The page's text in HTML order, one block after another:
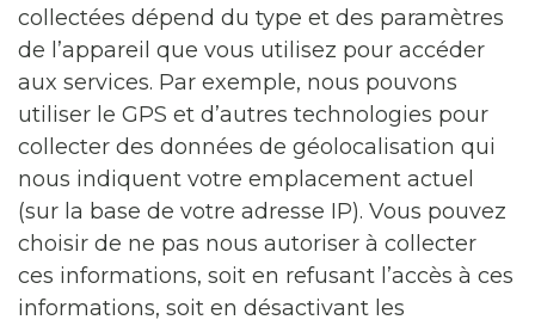
collectées dépend du type et des paramètres
de l’appareil que vous utilisez pour accéder
aux services. Par exemple, nous pouvons
utiliser le GPS et d’autres technologies pour
collecter des données de géolocalisation qui
nous indiquent votre emplacement actuel
(sur la base de votre adresse IP). Vous pouvez
choisir de ne pas nous autoriser à collecter
ces informations, soit en refusant l’accès à ces
informations, soit en désactivant les